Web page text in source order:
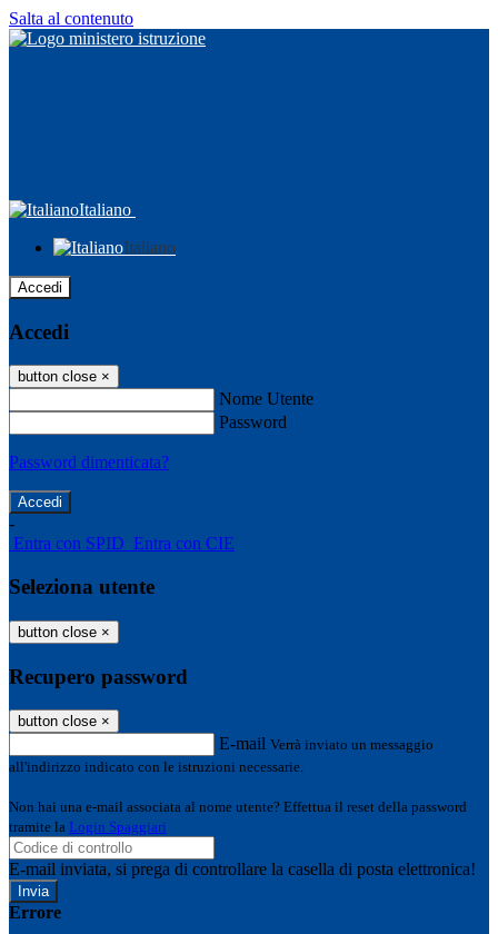
Salta al contenuto
Italiano
Italiano
Accedi
Accedi
button close ×
Nome Utente
Password
Password dimenticata?
-
Entra con SPID Entra con CIE
Seleziona utente
button close ×
Recupero password
button close ×
E-mail Verrà inviato un messaggio
all'indirizzo indicato con le istruzioni necessarie.
Non hai una e-mail associata al nome utente? Effettua il reset della password
tramite la Login Spaggiari
E-mail inviata, si prega di controllare la casella di posta elettronica!
Errore